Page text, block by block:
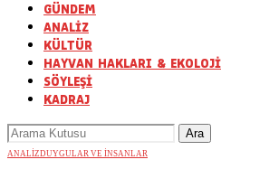
GÜNDEM
ANALİZ
KÜLTÜR
HAYVAN HAKLARI & EKOLOJİ
SÖYLEŞİ
KADRAJ
ANALİZDUYGULAR VE İNSANLAR